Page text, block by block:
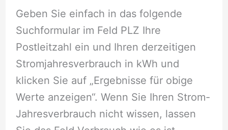
Geben Sie einfach in das folgende
Suchformular im Feld PLZ Ihre
Postleitzahl ein und Ihren derzeitigen
Stromjahresverbrauch in kWh und
klicken Sie auf „Ergebnisse für obige
Werte anzeigen“. Wenn Sie Ihren Strom-
Jahresverbrauch nicht wissen, lassen